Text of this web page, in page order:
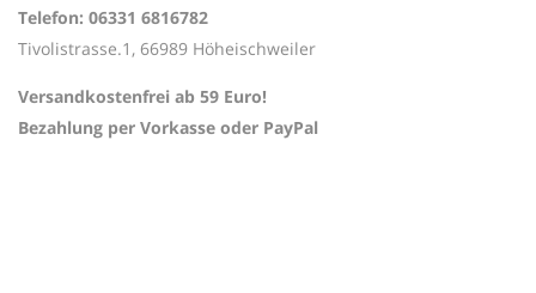
Telefon: 06331 6816782
Tivolistrasse.1, 66989 Höheischweiler
Versandkostenfrei ab 59 Euro!
Bezahlung per Vorkasse oder PayPal